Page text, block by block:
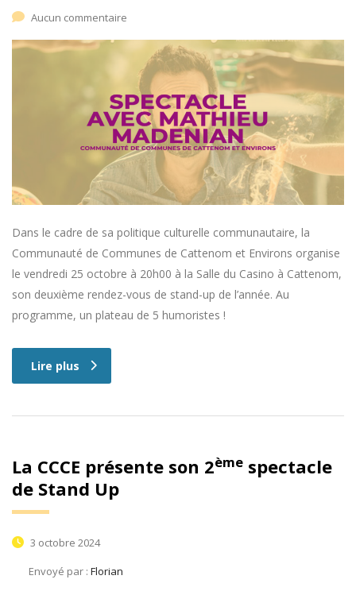
Aucun commentaire
Dans le cadre de sa politique culturelle communautaire, la
Communauté de Communes de Cattenom et Environs organise
le vendredi 25 octobre à 20h00 à la Salle du Casino à Cattenom,
son deuxième rendez-vous de stand-up de l’année. Au
programme, un plateau de 5 humoristes !
Lire plus
La CCCE présente son 2ème spectacle
de Stand Up
3 octobre 2024
Envoyé par : Florian